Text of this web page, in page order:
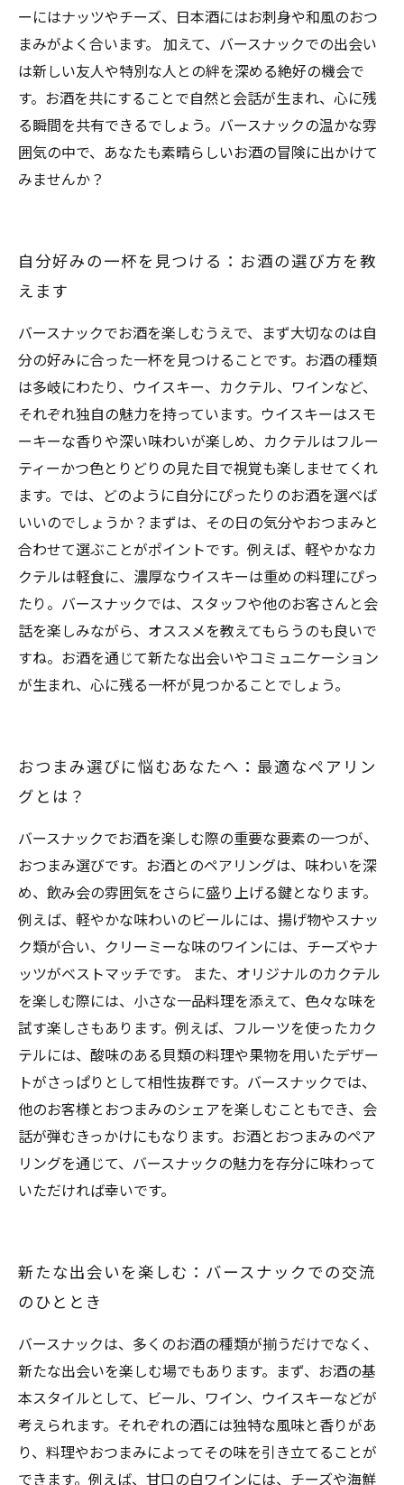
ーにはナッツやチーズ、日本酒にはお刺身や和風のおつ
まみがよく合います。 加えて、バースナックでの出会い
は新しい友人や特別な人との絆を深める絶好の機会で
す。お酒を共にすることで自然と会話が生まれ、心に残
る瞬間を共有できるでしょう。バースナックの温かな雰
囲気の中で、あなたも素晴らしいお酒の冒険に出かけて
みませんか？
自分好みの一杯を見つける：お酒の選び方を教
えます
バースナックでお酒を楽しむうえで、まず大切なのは自
分の好みに合った一杯を見つけることです。お酒の種類
は多岐にわたり、ウイスキー、カクテル、ワインなど、
それぞれ独自の魅力を持っています。ウイスキーはスモ
ーキーな香りや深い味わいが楽しめ、カクテルはフルー
ティーかつ色とりどりの見た目で視覚も楽しませてくれ
ます。では、どのように自分にぴったりのお酒を選べば
いいのでしょうか？まずは、その日の気分やおつまみと
合わせて選ぶことがポイントです。例えば、軽やかなカ
クテルは軽食に、濃厚なウイスキーは重めの料理にぴっ
たり。バースナックでは、スタッフや他のお客さんと会
話を楽しみながら、オススメを教えてもらうのも良いで
すね。お酒を通じて新たな出会いやコミュニケーション
が生まれ、心に残る一杯が見つかることでしょう。
おつまみ選びに悩むあなたへ：最適なペアリン
グとは？
バースナックでお酒を楽しむ際の重要な要素の一つが、
おつまみ選びです。お酒とのペアリングは、味わいを深
め、飲み会の雰囲気をさらに盛り上げる鍵となります。
例えば、軽やかな味わいのビールには、揚げ物やスナッ
ク類が合い、クリーミーな味のワインには、チーズやナ
ッツがベストマッチです。 また、オリジナルのカクテル
を楽しむ際には、小さな一品料理を添えて、色々な味を
試す楽しさもあります。例えば、フルーツを使ったカク
テルには、酸味のある貝類の料理や果物を用いたデザー
トがさっぱりとして相性抜群です。バースナックでは、
他のお客様とおつまみのシェアを楽しむこともでき、会
話が弾むきっかけにもなります。お酒とおつまみのペア
リングを通じて、バースナックの魅力を存分に味わって
いただければ幸いです。
新たな出会いを楽しむ：バースナックでの交流
のひととき
バースナックは、多くのお酒の種類が揃うだけでなく、
新たな出会いを楽しむ場でもあります。まず、お酒の基
本スタイルとして、ビール、ワイン、ウイスキーなどが
考えられます。それぞれの酒には独特な風味と香りがあ
り、料理やおつまみによってその味を引き立てることが
できます。例えば、甘口の白ワインには、チーズや海鮮